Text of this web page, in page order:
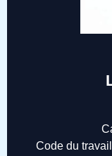
Code du